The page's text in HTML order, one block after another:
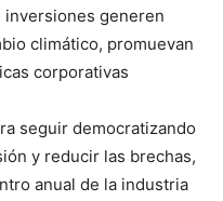
inversiones generen
climático, promuevan
corporativas
seguir democratizando
y reducir las brechas,
anual de la industria